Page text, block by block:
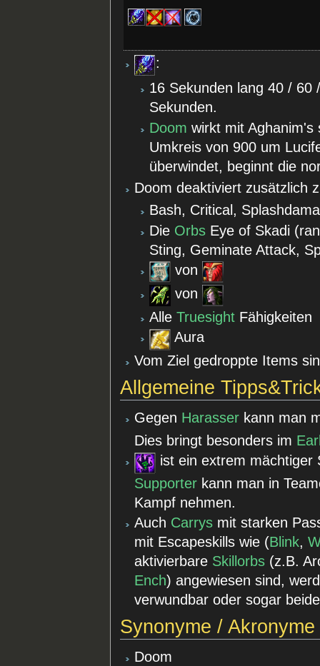
:
16 Sekunden lang 40 / 60
Sekunden.
Doom wirkt mit Aghanim's
Umkreis von 900 um
überwindet, beginnt die
Doom deaktiviert zusätzlich
Bash, Critical,
Die OrbsEye of Skadi
Sting, Geminate Attack,
von
von
Alle TruesightFähigkeiten
Aura
Vom Ziel gedroppte Items
Allgemeine
Gegen Harasser kann man
Dies bringt besonders im
ist ein extrem
Supporter kann man in
Kampf nehmen.
Auch Carrys mit starken
mit Escapeskills wie (Blink,
aktivierbare Skillorbs (z.B.
Ench) angewiesen sind,
verwundbar oder sogar
Synonyme / Akronyme
Doom